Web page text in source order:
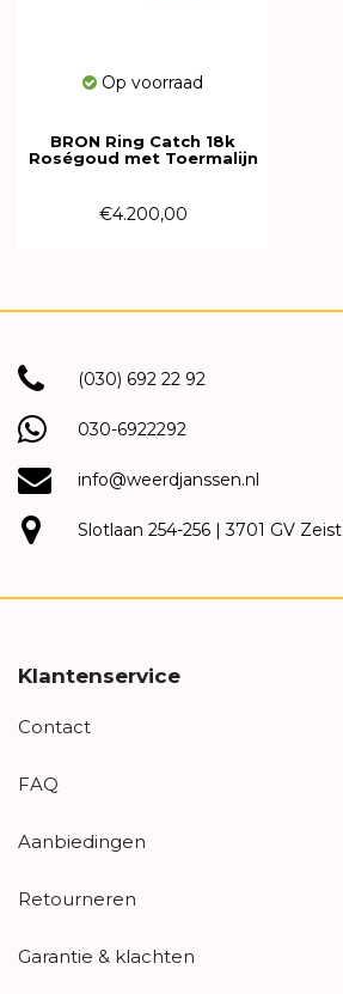
Op voorraad
BRON Ring Catch 18k
Roségoud met Toermalijn
€4.200,00
(030) 692 22 92
030-6922292
info@weerdjanssen.nl
Slotlaan 254-256 | 3701 GV Zeist
Klantenservice
Contact
FAQ
Aanbiedingen
Retourneren
Garantie & klachten